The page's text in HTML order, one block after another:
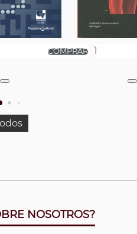
NOSOTROS?